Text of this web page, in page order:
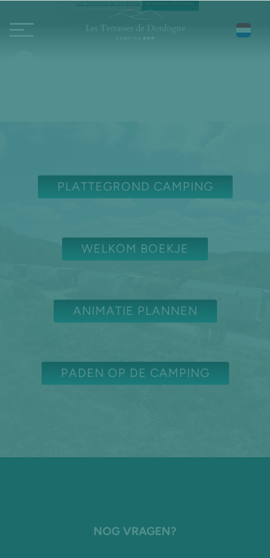
Les Terrasses de Dordogne bruikbare informatie
PLATTEGROND CAMPING
WELKOM BOEKJE
ANIMATIE PLANNEN
PADEN OP DE CAMPING
NOG VRAGEN?